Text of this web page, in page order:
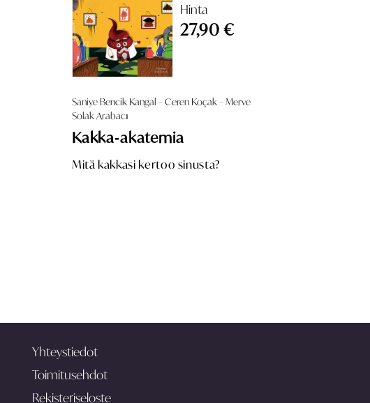
Hinta
27,90 €
Saniye Bencik Kangal – Ceren Koçak – Merve
Solak Arabacı
Kakka‑akatemia
Mitä kakkasi kertoo sinusta?
Yhteystiedot
Toimitusehdot
Rekisteriseloste